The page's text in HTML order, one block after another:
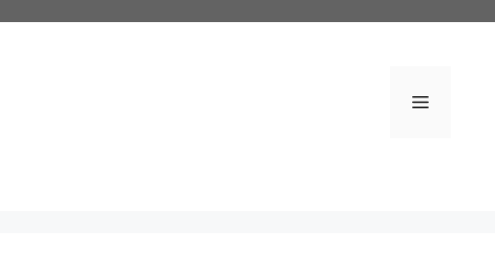
Menu